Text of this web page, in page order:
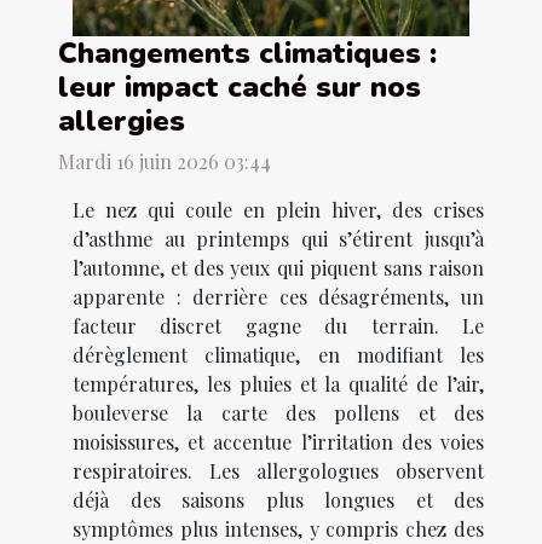
Changements climatiques :
leur impact caché sur nos
allergies
Mardi 16 juin 2026 03:44
Le nez qui coule en plein hiver, des crises
d’asthme au printemps qui s’étirent jusqu’à
l’automne, et des yeux qui piquent sans raison
apparente : derrière ces désagréments, un
facteur discret gagne du terrain. Le
dérèglement climatique, en modifiant les
températures, les pluies et la qualité de l’air,
bouleverse la carte des pollens et des
moisissures, et accentue l’irritation des voies
respiratoires. Les allergologues observent
déjà des saisons plus longues et des
symptômes plus intenses, y compris chez des